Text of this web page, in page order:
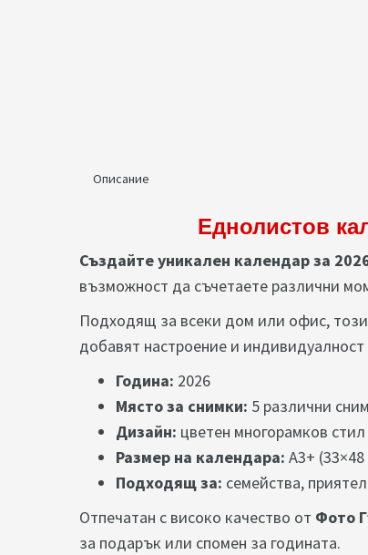
Описание
Еднолистов
Създайте уникален календар за
възможност да съчетаете различни
Подходящ за всеки дом или офис, този
добавят настроение и индивидуалност
Година: 2026
Място за снимки: 5 различни
Дизайн: цветен многорамков стил
Размер на календара: A3+
Подходящ за: семейства,
Отпечатан с високо качество от Фото
за подарък или спомен за годината.